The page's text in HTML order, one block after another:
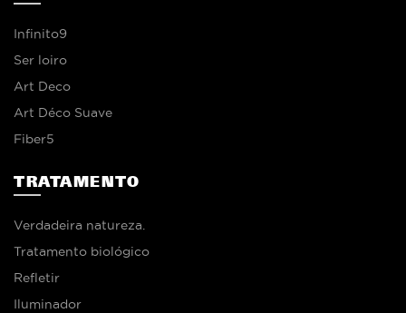
Infinito9
Ser loiro
Art Deco
Art Déco Suave
Fiber5
TRATAMENTO
Verdadeira natureza.
Tratamento biológico
Refletir
Iluminador